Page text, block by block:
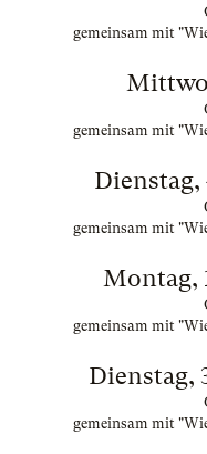
gemeinsam mit
gemeinsam mit
Dienstag,
gemeinsam mit
Montag,
gemeinsam mit
Dienstag,
gemeinsam mit